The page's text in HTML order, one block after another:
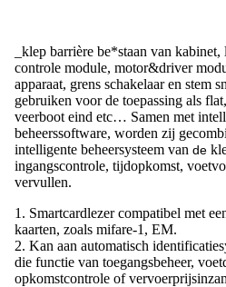
_klep barrière be*staan van
controle module, motor&driver
apparaat, grens schakelaar en stem
gebruiken voor de toepassing als
veerboot eind etc… Samen met
beheerssoftware, worden zij
intelligente beheersysteem van de
ingangscontrole, tijdopkomst,
vervullen.
1. Smartcardlezer compatibel met
kaarten, zoals mifare-1, EM.
2. Kan aan automatisch
die functie van toegangsbeheer,
opkomstcontrole of